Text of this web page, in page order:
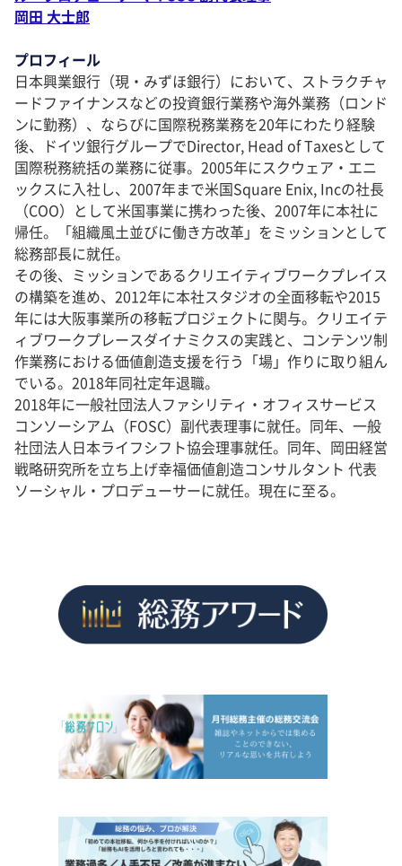
岡田 大士郎
プロフィール
日本興業銀行（現・みずほ銀行）において、ストラクチャ
ードファイナンスなどの投資銀行業務や海外業務（ロンド
ンに勤務）、ならびに国際税務業務を20年にわたり経験
後、ドイツ銀行グループでDirector, Head of Taxesとして
国際税務統括の業務に従事。2005年にスクウェア・エニ
ックスに入社し、2007年まで米国Square Enix, Incの社長
（COO）として米国事業に携わった後、2007年に本社に
帰任。「組織風土並びに働き方改革」をミッションとして
総務部長に就任。
その後、ミッションであるクリエイティブワークプレイス
の構築を進め、2012年に本社スタジオの全面移転や2015
年には大阪事業所の移転プロジェクトに関与。クリエイテ
ィブワークプレースダイナミクスの実践と、コンテンツ制
作業務における価値創造支援を行う「場」作りに取り組ん
でいる。2018年同社定年退職。
2018年に一般社団法人ファシリティ・オフィスサービス
コンソーシアム（FOSC）副代表理事に就任。同年、一般
社団法人日本ライフシフト協会理事就任。同年、岡田経営
戦略研究所を立ち上げ幸福価値創造コンサルタント 代表
ソーシャル・プロデューサーに就任。現在に至る。